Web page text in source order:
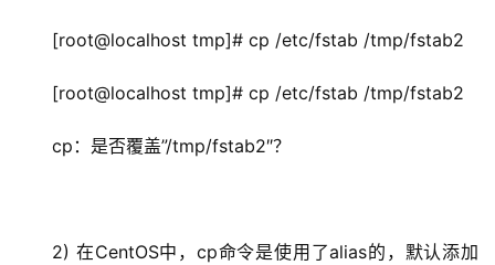
[root@localhost tmp]# cp /etc/fstab /tmp/fstab2
[root@localhost tmp]# cp /etc/fstab /tmp/fstab2
cp：是否覆盖”/tmp/fstab2″？
2) 在CentOS中，cp命令是使用了alias的，默认添加